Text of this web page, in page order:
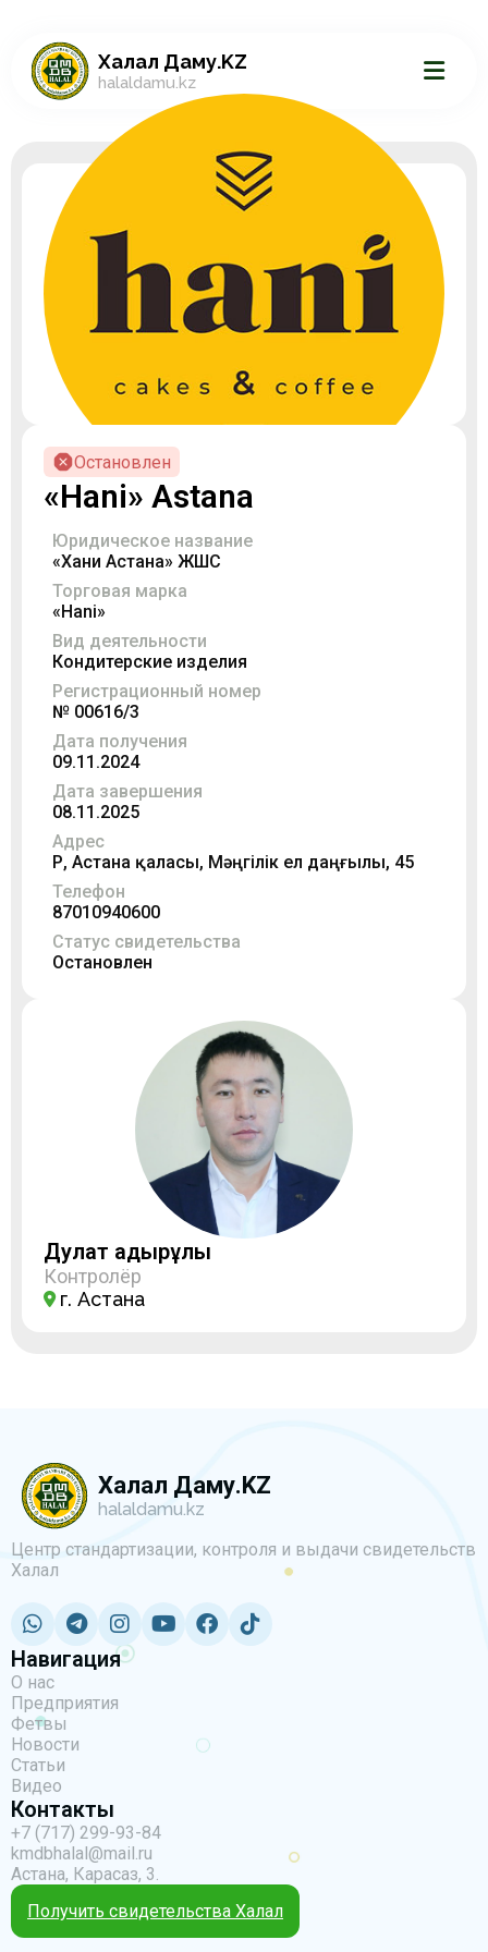
Халал Даму.KZ
halaldamu.kz
Остановлен
«Hani» Astana
Юридическое название
«Хани Астана» ЖШС
Торговая марка
«Hani»
Вид деятельности
Кондитерские изделия
Регистрационный номер
№ 00616/3
Дата получения
09.11.2024
Дата завершения
08.11.2025
Адрес
ҚР, Астана қаласы, Мәңгілік ел даңғылы, 45
Телефон
87010940600
Статус свидетельства
Остановлен
Дулат Қадырұлы
Контролёр
г. Астана
Халал Даму.KZ
halaldamu.kz
Центр стандартизации, контроля и выдачи свидетельств
Халал
Навигация
О нас
Предприятия
Фетвы
Новости
Статьи
Видео
Контакты
+7 (717) 299-93-84
kmdbhalal@mail.ru
Астана, Карасаз, 3.
Получить свидетельства Халал